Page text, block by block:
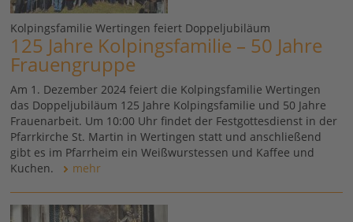
Kolpingsfamilie Wertingen feiert Doppeljubiläum
125 Jahre Kolpingsfamilie – 50 Jahre
Frauengruppe
Am 1. Dezember 2024 feiert die Kolpingsfamilie Wertingen
das Doppeljubiläum 125 Jahre Kolpingsfamilie und 50 Jahre
Frauenarbeit. Um 10:00 Uhr findet der Festgottesdienst in der
Pfarrkirche St. Martin in Wertingen statt und anschließend
gibt es im Pfarrheim ein Weißwurstessen und Kaffee und
Kuchen.
mehr